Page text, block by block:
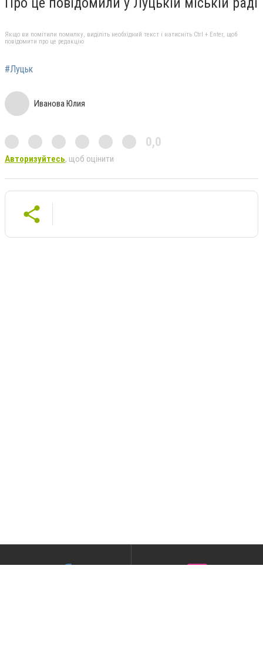
Якщо ви помітили помилку, виділіть необхідний текст і натисніть Ctrl + Enter, щоб
повідомити про це редакцію
#Луцьк
Иванова Юлия
0,0
Авторизуйтесь, щоб оцінити